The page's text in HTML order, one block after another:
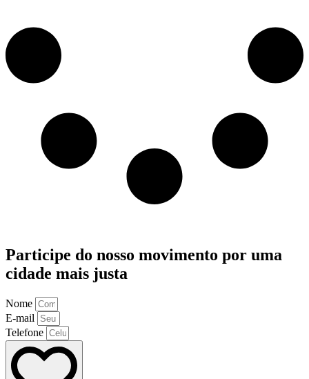
Participe do nosso movimento por uma
cidade mais justa
Nome
E-mail
Telefone